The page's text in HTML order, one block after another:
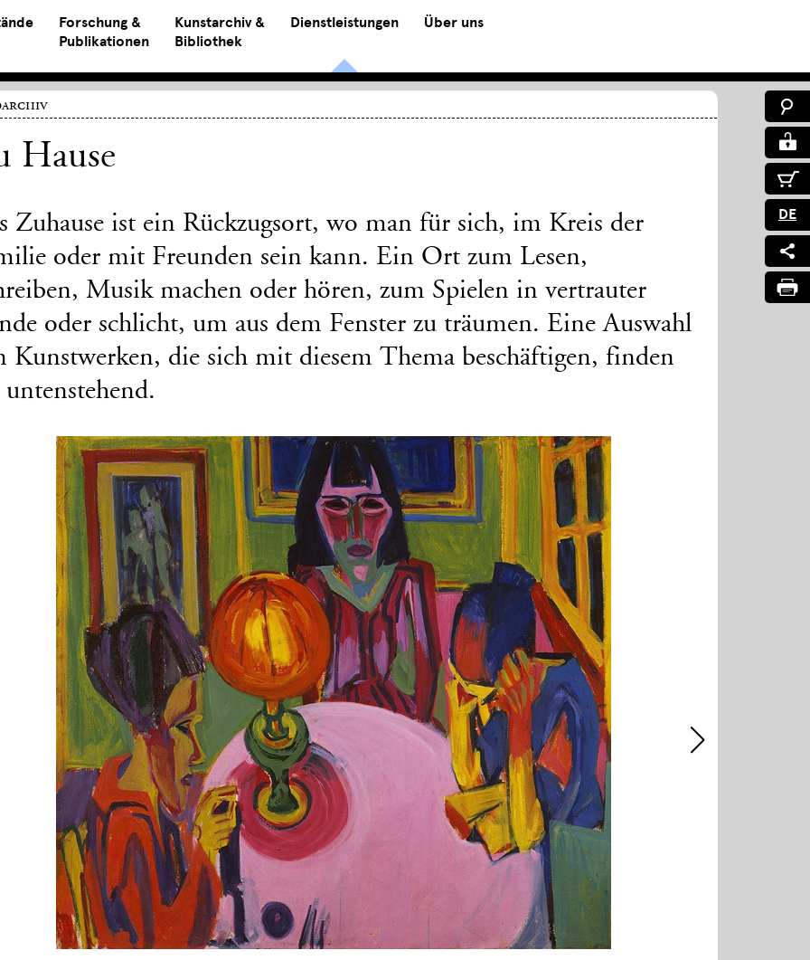
Forschung &
Publikationen
Kunstarchiv &
Bibliothek
Dienstleistungen Über uns
DE
Hause
Zuhause ist ein Rückzugsort, wo man für sich, im Kreis der
oder mit Freunden sein kann. Ein Ort zum Lesen,
Musik machen oder hören, zum Spielen in vertrauter
oder schlicht, um aus dem Fenster zu träumen. Eine Auswahl
Kunstwerken, die sich mit diesem Thema beschäftigen, finden
untenstehend.